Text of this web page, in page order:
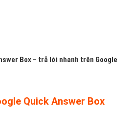
Box – trả lời nhanh trên Google
Quick Answer Box